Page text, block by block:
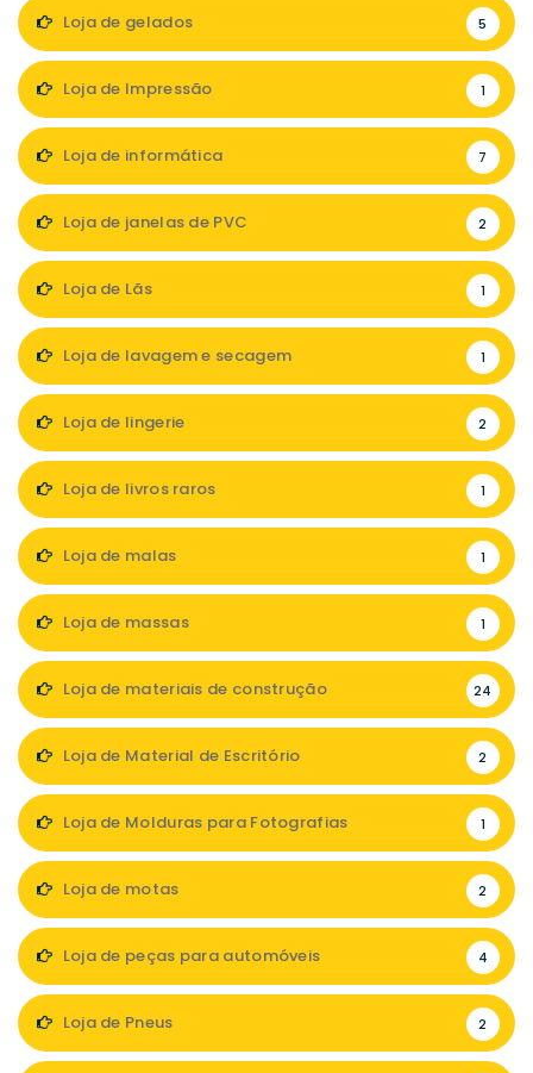
Loja de gelados 5
Loja de Impressão 1
Loja de informática 7
Loja de janelas de PVC 2
Loja de Lãs 1
Loja de lavagem e secagem 1
Loja de lingerie 2
Loja de livros raros 1
Loja de malas 1
Loja de massas 1
Loja de materiais de construção 24
Loja de Material de Escritório 2
Loja de Molduras para Fotografias 1
Loja de motas 2
Loja de peças para automóveis 4
Loja de Pneus 2